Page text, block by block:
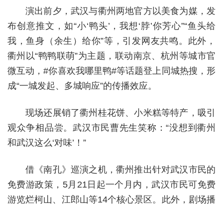
演出前夕，武汉与衢州两地官方以美食为媒，发
布创意推文，如“小‘鸭头’，我想‘脖’你芳心”“鱼头给
我，鱼身（余生）给你”等，引发网友共鸣。此外，
衢州以“鸭鸭联萌”为主题，联动南京、杭州等城市官
微互动，#你喜欢我哪里鸭#等话题登上同城热搜，形
成“一城发起、多城响应”的传播效应。
现场还展销了衢州桂花饼、小米糕等特产，吸引
观众争相品尝。武汉市民曹先生笑称：“没想到衢州
和武汉这么‘对味’！”
借《南孔》巡演之机，衢州推出针对武汉市民的
免费游政策，5月21日起一个月内，武汉市民可免费
游览烂柯山、江郎山等14个核心景区。此外，剧场播